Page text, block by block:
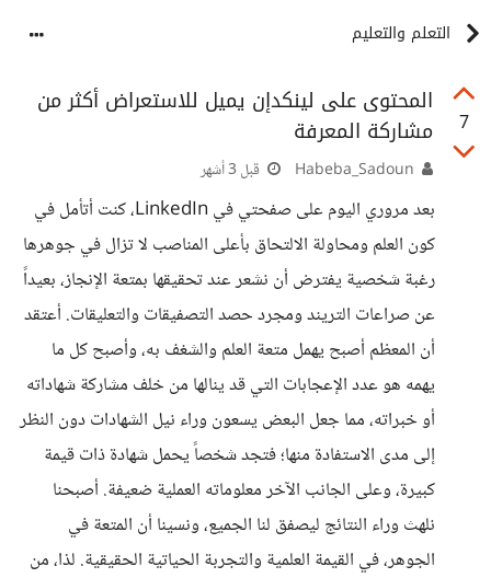
التعلم والتعليم
7
المحتوى على لينكدإن يميل للاستعراض أكثر من
مشاركة المعرفة
قبل 3 أشهر
بعد مروري اليوم على صفحتي في LinkedIn، كنت أتأمل في
كون العلم ومحاولة الالتحاق بأعلى المناصب لا تزال في جوهرها
رغبة شخصية يفترض أن نشعر عند تحقيقها بمتعة الإنجاز، بعيداً
عن صراعات التريند ومجرد حصد التصفيقات والتعليقات. أعتقد
أن المعظم أصبح يهمل متعة العلم والشغف به، وأصبح كل ما
يهمه هو عدد الإعجابات التي قد ينالها من خلف مشاركة شهاداته
أو خبراته، مما جعل البعض يسعون وراء نيل الشهادات دون النظر
إلى مدى الاستفادة منها؛ فتجد شخصاً يحمل شهادة ذات قيمة
كبيرة، وعلى الجانب الآخر معلوماته العملية ضعيفة. أصبحنا
نلهث وراء النتائج ليصفق لنا الجميع، ونسينا أن المتعة في
الجوهر، في القيمة العلمية والتجربة الحياتية الحقيقية. لذا، من